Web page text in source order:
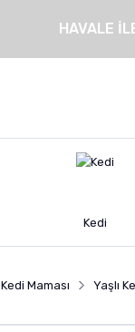
HAVALE
Kedi
Kedi Maması Yaşlı